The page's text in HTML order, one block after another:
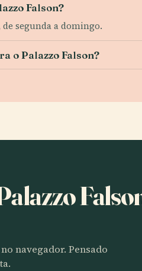
Falson?
de segunda a domingo.
o Palazzo Falson?
navegador. Pensado